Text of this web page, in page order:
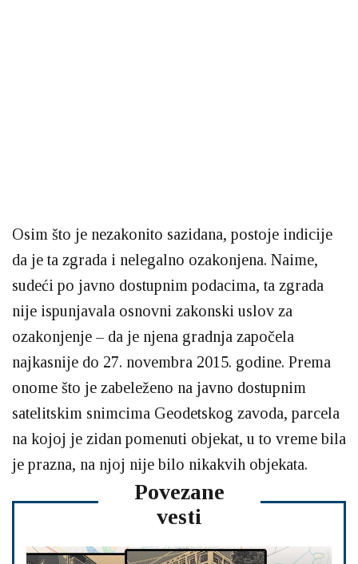
Osim što je nezakonito sazidana, postoje indicije
da je ta zgrada i nelegalno ozakonjena. Naime,
sudeći po javno dostupnim podacima, ta zgrada
nije ispunjavala osnovni zakonski uslov za
ozakonjenje – da je njena gradnja započela
najkasnije do 27. novembra 2015. godine. Prema
onome što je zabeleženo na javno dostupnim
satelitskim snimcima Geodetskog zavoda, parcela
na kojoj je zidan pomenuti objekat, u to vreme bila
je prazna, na njoj nije bilo nikakvih objekata.
Povezane
vesti